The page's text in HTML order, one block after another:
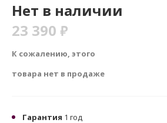
Нет в наличии
23 390 ₽
К сожалению, этого
товара нет в продаже
Гарантия 1 год